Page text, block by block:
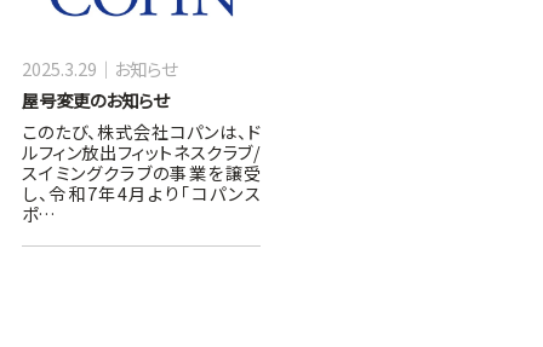
屋号変更のお知らせ
2025.3.29 お知らせ
このたび、株式会社コパンは、ド
ルフィン放出フィットネスクラブ/
スイミングクラブの事業を譲受
し、令和7年4月より「コパンス
ポ…